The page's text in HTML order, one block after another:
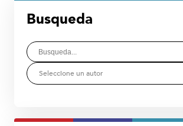
Busqueda
Seleccione un autor